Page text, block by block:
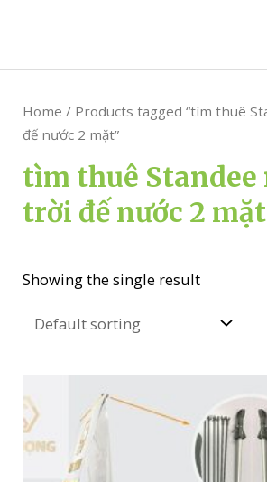
Home / Products tagged “tìm thuê
đế nước 2 mặt”
tìm thuê Standee
trời đế nước 2 mặt
Showing the single result